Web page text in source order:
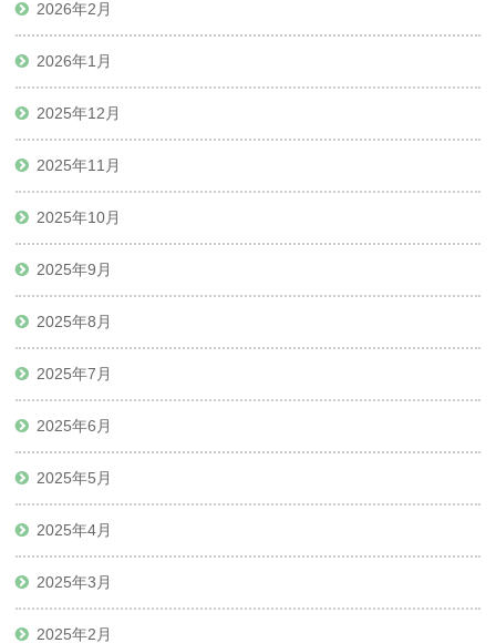
2026年2月
2026年1月
2025年12月
2025年11月
2025年10月
2025年9月
2025年8月
2025年7月
2025年6月
2025年5月
2025年4月
2025年3月
2025年2月